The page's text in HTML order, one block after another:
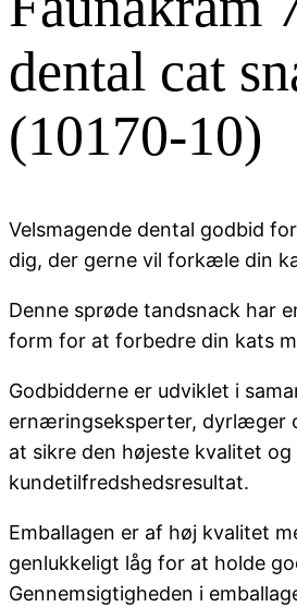
dental cat
(10170-10)
Velsmagende dental godbid
dig, der gerne vil forkæle din
Denne sprøde tandsnack har
form for at forbedre din kats
Godbidderne er udviklet i
ernæringseksperter, dyrlæger
at sikre den højeste kvalitet
kundetilfredshedsresultat.
Emballagen er af høj kvalitet
genlukkeligt låg for at holde
Gennemsigtigheden i